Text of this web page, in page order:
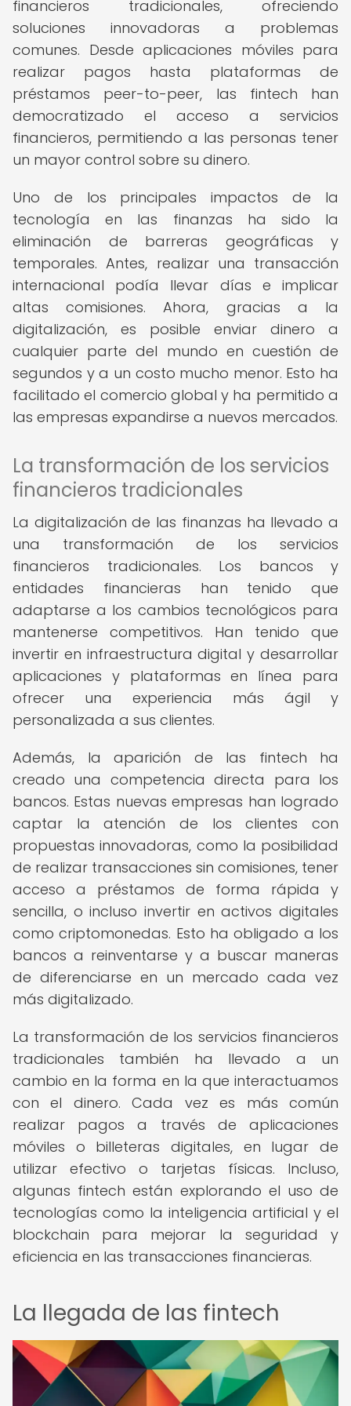
financieros tradicionales, ofreciendo
soluciones innovadoras a problemas
comunes. Desde aplicaciones móviles para
realizar pagos hasta plataformas de
préstamos peer-to-peer, las fintech han
democratizado el acceso a servicios
financieros, permitiendo a las personas tener
un mayor control sobre su dinero.
Uno de los principales impactos de la
tecnología en las finanzas ha sido la
eliminación de barreras geográficas y
temporales. Antes, realizar una transacción
internacional podía llevar días e implicar
altas comisiones. Ahora, gracias a la
digitalización, es posible enviar dinero a
cualquier parte del mundo en cuestión de
segundos y a un costo mucho menor. Esto ha
facilitado el comercio global y ha permitido a
las empresas expandirse a nuevos mercados.
La transformación de los servicios
financieros tradicionales
La digitalización de las finanzas ha llevado a
una transformación de los servicios
financieros tradicionales. Los bancos y
entidades financieras han tenido que
adaptarse a los cambios tecnológicos para
mantenerse competitivos. Han tenido que
invertir en infraestructura digital y desarrollar
aplicaciones y plataformas en línea para
ofrecer una experiencia más ágil y
personalizada a sus clientes.
Además, la aparición de las fintech ha
creado una competencia directa para los
bancos. Estas nuevas empresas han logrado
captar la atención de los clientes con
propuestas innovadoras, como la posibilidad
de realizar transacciones sin comisiones, tener
acceso a préstamos de forma rápida y
sencilla, o incluso invertir en activos digitales
como criptomonedas. Esto ha obligado a los
bancos a reinventarse y a buscar maneras
de diferenciarse en un mercado cada vez
más digitalizado.
La transformación de los servicios financieros
tradicionales también ha llevado a un
cambio en la forma en la que interactuamos
con el dinero. Cada vez es más común
realizar pagos a través de aplicaciones
móviles o billeteras digitales, en lugar de
utilizar efectivo o tarjetas físicas. Incluso,
algunas fintech están explorando el uso de
tecnologías como la inteligencia artificial y el
blockchain para mejorar la seguridad y
eficiencia en las transacciones financieras.
La llegada de las fintech